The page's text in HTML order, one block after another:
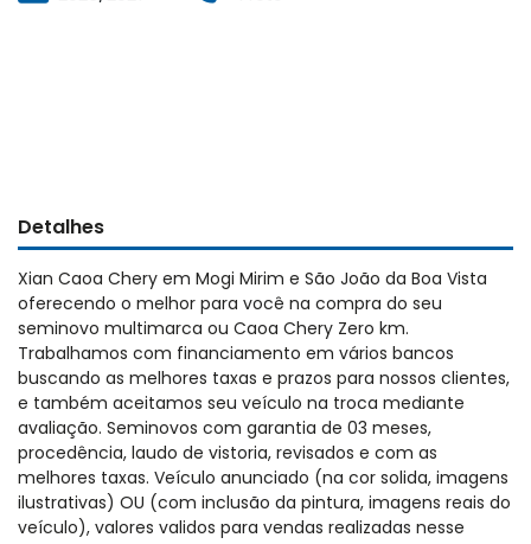
Detalhes
Xian Caoa Chery em Mogi Mirim e São João da Boa Vista
oferecendo o melhor para você na compra do seu
seminovo multimarca ou Caoa Chery Zero km.
Trabalhamos com financiamento em vários bancos
buscando as melhores taxas e prazos para nossos clientes,
e também aceitamos seu veículo na troca mediante
avaliação. Seminovos com garantia de 03 meses,
procedência, laudo de vistoria, revisados e com as
melhores taxas. Veículo anunciado (na cor solida, imagens
ilustrativas) OU (com inclusão da pintura, imagens reais do
veículo), valores validos para vendas realizadas nesse